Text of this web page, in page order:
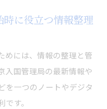
に役立つ情報整理
めには、情報の整理と管
入国管理局の最新情報や
を一つのノートやデジタ
す。